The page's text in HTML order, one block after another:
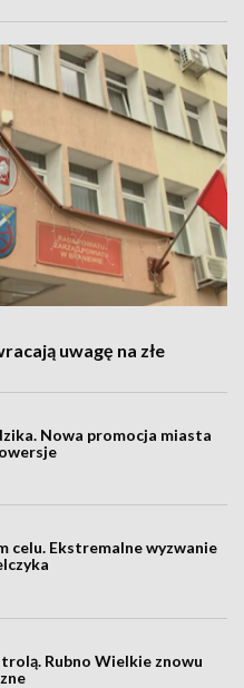
uwagę na złe
Nowa promocja miasta
celu. Ekstremalne wyzwanie
Rubno Wielkie znowu